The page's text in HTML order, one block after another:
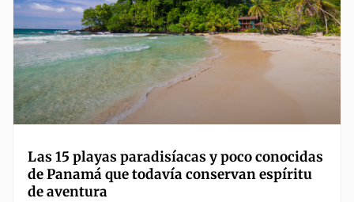
Las 15 playas paradisíacas y poco conocidas
de Panamá que todavía conservan espíritu
de aventura